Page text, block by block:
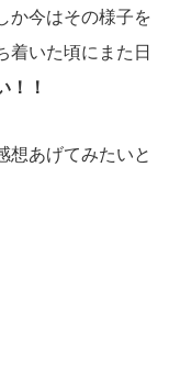
か今はその様子を
いた頃にまた日
！！
想あげてみたいと